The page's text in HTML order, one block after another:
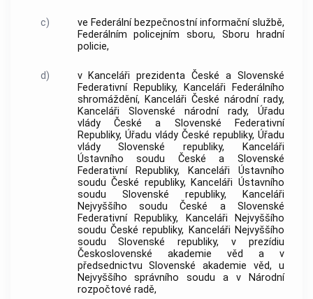
c)
ve Federální bezpečnostní informační službě,
Federálním policejním sboru, Sboru hradní
policie,
d)
v Kanceláři prezidenta České a Slovenské
Federativní Republiky, Kanceláři Federálního
shromáždění, Kanceláři České národní rady,
Kanceláři Slovenské národní rady, Úřadu
vlády České a Slovenské Federativní
Republiky, Úřadu vlády České republiky, Úřadu
vlády Slovenské republiky, Kanceláři
Ústavního soudu České a Slovenské
Federativní Republiky, Kanceláři Ústavního
soudu České republiky, Kanceláři Ústavního
soudu Slovenské republiky, Kanceláři
Nejvyššího soudu České a Slovenské
Federativní Republiky, Kanceláři Nejvyššího
soudu České republiky, Kanceláři Nejvyššího
soudu Slovenské republiky, v prezídiu
Československé akademie věd a v
předsednictvu Slovenské akademie věd, u
Nejvyššího správního soudu a v Národní
rozpočtové radě,